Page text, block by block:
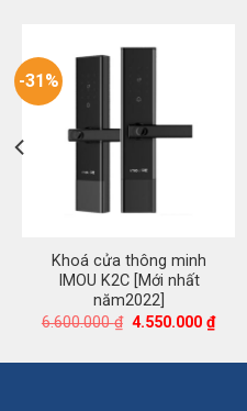
-31%
Khoá cửa thông minh
IMOU K2C [Mới nhất
năm2022]
6.600.000₫ Giá
6.600.000 ₫.
4.550.000₫Giá
hiện
là: